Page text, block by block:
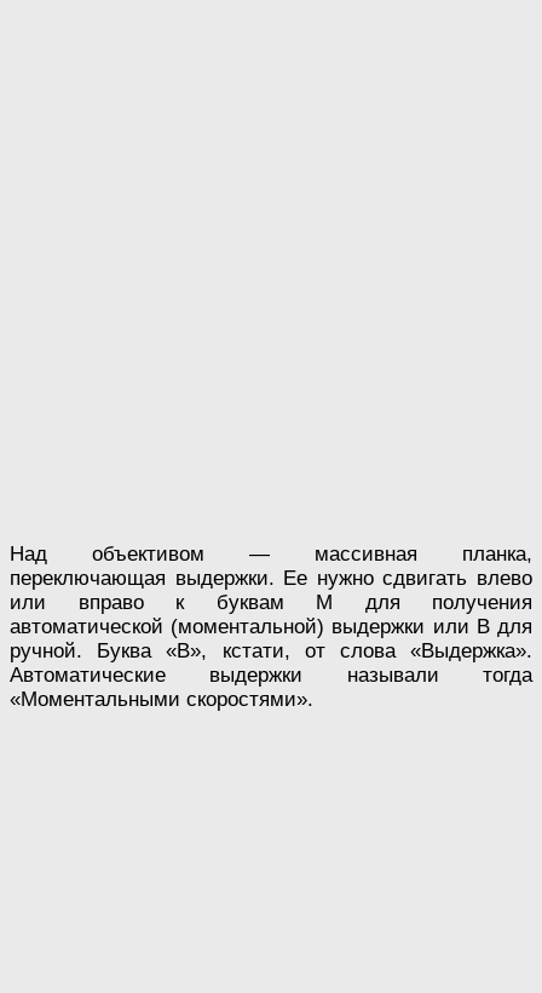
Над объективом — массивная планка,
переключающая выдержки. Ее нужно сдвигать влево
или вправо к буквам М для получения
автоматической (моментальной) выдержки или В для
ручной. Буква «В», кстати, от слова «Выдержка».
Автоматические выдержки называли тогда
«Моментальными скоростями».